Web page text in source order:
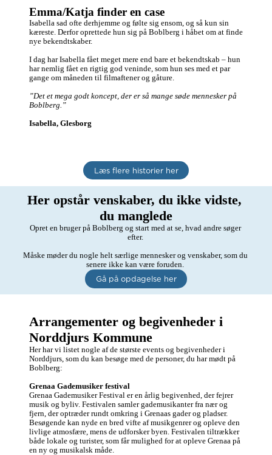
grillen m 1 glas rose
🍷..
lyst at komme med
ud at sejle sammen
med mig? Jeg
håber at høre fra
Emma/Katja finder en case
Isabella sad ofte derhjemme og følte sig ensom, og så kun sin
kæreste. Derfor oprettede hun sig på Boblberg i håbet om at finde
nye bekendtskaber.
I dag har Isabella fået meget mere end bare et bekendtskab – hun
har nemlig fået en rigtig god veninde, som hun ses med et par
gange om måneden til filmaftener og gåture.
”Det et mega godt koncept, der er så mange søde mennesker på
Boblberg.”
Isabella, Glesborg
Læs flere historier her
Her opstår venskaber, du ikke vidste,
du manglede
Opret en bruger på Boblberg og start med at se, hvad andre søger
efter.
Måske møder du nogle helt særlige mennesker og venskaber, som du
senere ikke kan være foruden.
Gå på opdagelse her
Arrangementer og begivenheder i
Norddjurs Kommune
Her har vi listet nogle af de største events og begivenheder i
Norddjurs, som du kan besøge med de personer, du har mødt på
Boblberg:
Grenaa Gademusiker festival
Grenaa Gademusiker Festival er en årlig begivenhed, der fejrer
musik og byliv. Festivalen samler gademusikanter fra nær og
fjern, der optræder rundt omkring i Grenaas gader og pladser.
Besøgende kan nyde en bred vifte af musikgenrer og opleve den
livlige atmosfære, mens de udforsker byen. Festivalen tiltrækker
både lokale og turister, som får mulighed for at opleve Grenaa på
en ny og musikalsk måde.